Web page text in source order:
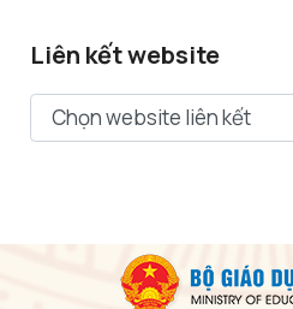
Liên kết website